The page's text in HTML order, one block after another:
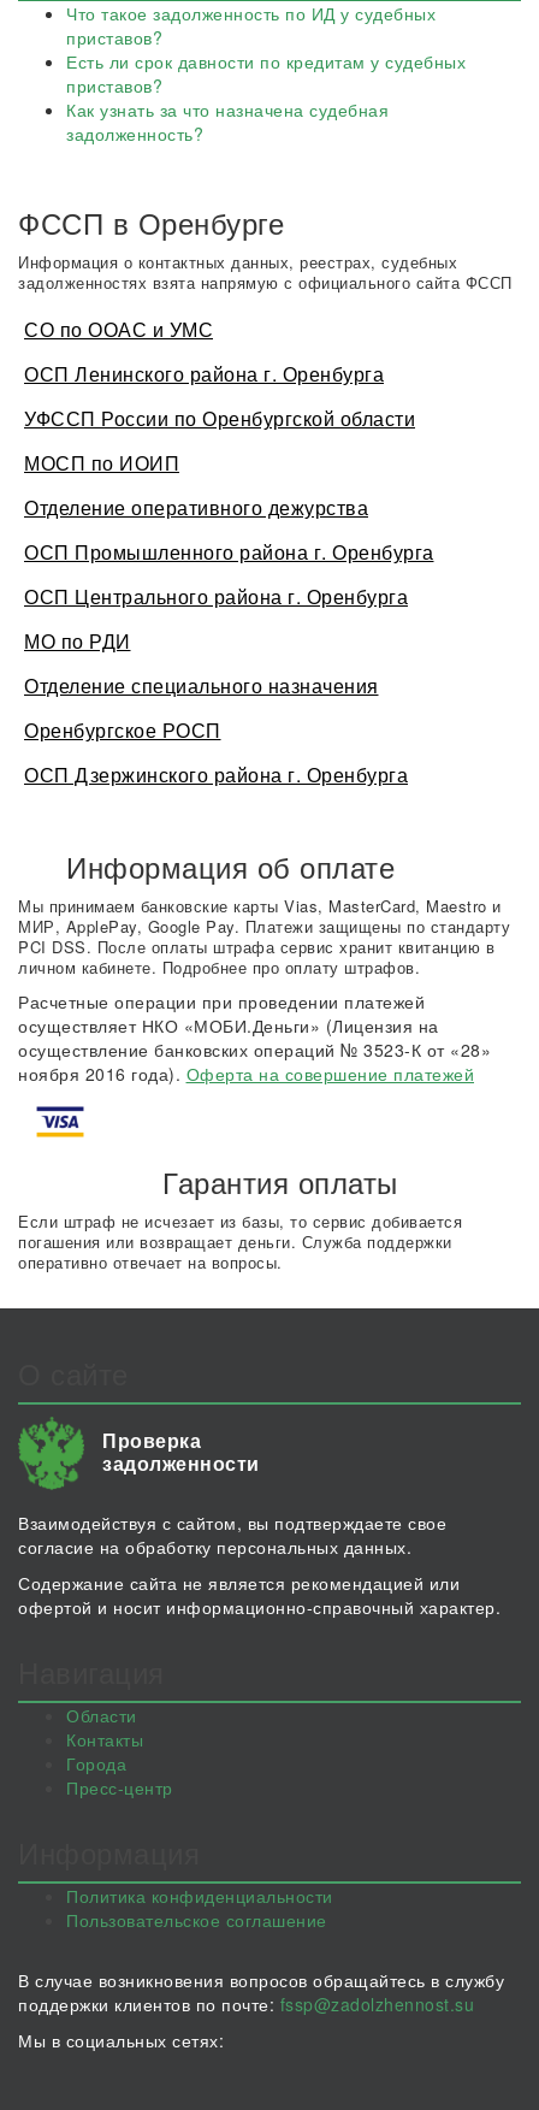
Что такое задолженность по ИД у судебных
приставов?
Есть ли срок давности по кредитам у судебных
приставов?
Как узнать за что назначена судебная
задолженность?
ФССП в Оренбурге
Информация о контактных данных, реестрах, судебных
задолженностях взята напрямую с официального сайта ФССП
СО по ООАС и УМС
ОСП Ленинского района г. Оренбурга
УФССП России по Оренбургской области
МОСП по ИОИП
Отделение оперативного дежурства
ОСП Промышленного района г. Оренбурга
ОСП Центрального района г. Оренбурга
МО по РДИ
Отделение специального назначения
Оренбургское РОСП
ОСП Дзержинского района г. Оренбурга
Информация об оплате
Мы принимаем банковские карты Vias, MasterCard, Maestro и
МИР, ApplePay, Google Pay. Платежи защищены по стандарту
PCI DSS. После оплаты штрафа сервис хранит квитанцию в
личном кабинете. Подробнее про оплату штрафов.
Расчетные операции при проведении платежей
осуществляет НКО «МОБИ.Деньги» (Лицензия на
осуществление банковских операций № 3523-К от «28»
ноября 2016 года). Оферта на совершение платежей
Гарантия оплаты
Если штраф не исчезает из базы, то сервис добивается
погашения или возвращает деньги. Служба поддержки
оперативно отвечает на вопросы.
Проверка
задолженности
Взаимодействуя с сайтом, вы подтверждаете свое
согласие на обработку персональных данных.
Содержание сайта не является рекомендацией или
офертой и носит информационно-справочный характер.
Области
Контакты
Города
Пресс-центр
Политика конфиденциальности
Пользовательское соглашение
В случае возникновения вопросов обращайтесь в службу
поддержки клиентов по почте: fssp@zadolzhennost.su
Мы в социальных сетях: